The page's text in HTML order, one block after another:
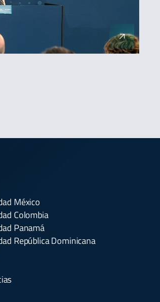
México
Colombia
Panamá
República Dominicana